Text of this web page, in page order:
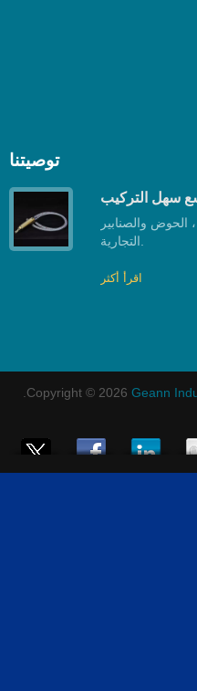
توصيتنا
سهل التركيب
والصنابير
اقرأ أكثر
Copyright © 2026Geann